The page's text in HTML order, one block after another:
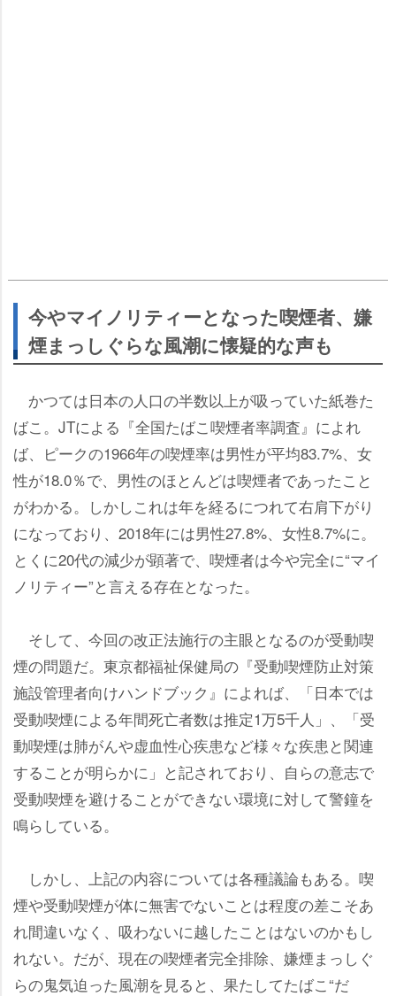
今やマイノリティーとなった喫煙者、嫌
煙まっしぐらな風潮に懐疑的な声も
かつては日本の人口の半数以上が吸っていた紙巻た
ばこ。JTによる『全国たばこ喫煙者率調査』によれ
ば、ピークの1966年の喫煙率は男性が平均83.7%、女
性が18.0％で、男性のほとんどは喫煙者であったこと
がわかる。しかしこれは年を経るにつれて右肩下がり
になっており、2018年には男性27.8%、女性8.7%に。
とくに20代の減少が顕著で、喫煙者は今や完全に“マイ
ノリティー”と言える存在となった。
そして、今回の改正法施行の主眼となるのが受動喫
煙の問題だ。東京都福祉保健局の『受動喫煙防止対策
施設管理者向けハンドブック』によれば、「日本では
受動喫煙による年間死亡者数は推定1万5千人」、「受
動喫煙は肺がんや虚血性心疾患など様々な疾患と関連
することが明らかに」と記されており、自らの意志で
受動喫煙を避けることができない環境に対して警鐘を
鳴らしている。
しかし、上記の内容については各種議論もある。喫
煙や受動喫煙が体に無害でないことは程度の差こそあ
れ間違いなく、吸わないに越したことはないのかもし
れない。だが、現在の喫煙者完全排除、嫌煙まっしぐ
らの鬼気迫った風潮を見ると、果たしてたばこ“だ